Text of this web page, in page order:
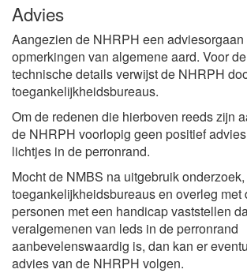
Advies
Aangezien de NHRPH een adviesorgaan
opmerkingen van algemene aard. Voor
technische details verwijst de NHRPH
toegankelijkheidsbureaus.
Om de redenen die hierboven reeds zijn
de NHRPH voorlopig geen positief
lichtjes in de perronrand.
Mocht de NMBS na uitgebruik
toegankelijkheidsbureaus en overleg met
personen met een handicap vaststellen
veralgemenen van leds in de perronrand
aanbevelenswaardig is, dan kan er
advies van de NHRPH volgen.